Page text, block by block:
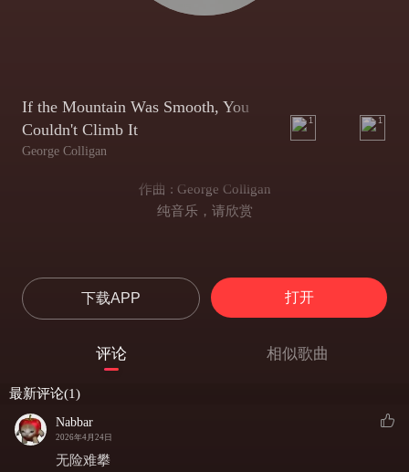
If the Mountain Was Smooth, You
Couldn't Climb It
George Colligan
1 1
作曲 : George Colligan
纯音乐，请欣赏
下载APP 打开
评论 相似歌曲
最新评论(1)
Nabbar
2026年4月24日
无险难攀